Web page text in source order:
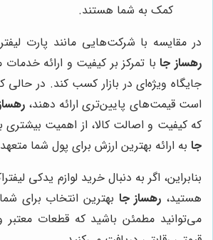
کمک به شما هستند.
در مقایسه با شرکت‌هایی مانند پارت
رهساز جابا تمرکز بر کیفیت و ارائه خدمات
جایگاه ویژه‌ای در بازار کسب کند. در حالی
است قیمت‌های پایین‌تری ارائه دهند،
که کیفیت و اصالت کالا، از اهمیت بیشتری
جا به ارائه بهترین ارزش برای پول شما
بنابراین، اگر به دنبال خرید لوازم یدکی
هستید، رهساز جا بهترین انتخاب برای
می‌توانید مطمئن باشید که قطعات معتبر و